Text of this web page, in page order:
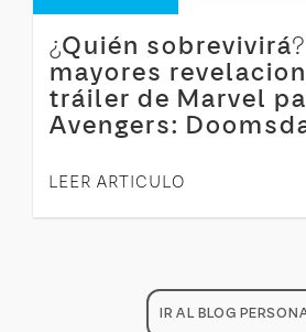
¿Quién
mayores
tráiler de Marvel
Avengers:
LEER ARTICULO
IR AL BLOG